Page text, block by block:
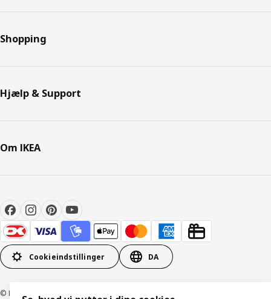
Shopping
Hjælp & Support
Om IKEA
Cookieindstillinger DA
© Inter IKEA Systems B.V. 1999-2026